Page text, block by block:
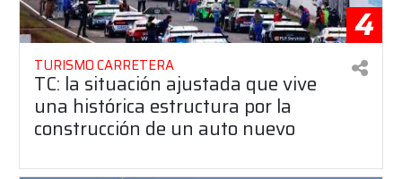
4
TURISMO CARRETERA
TC: la situación ajustada que vive
una histórica estructura por la
construcción de un auto nuevo